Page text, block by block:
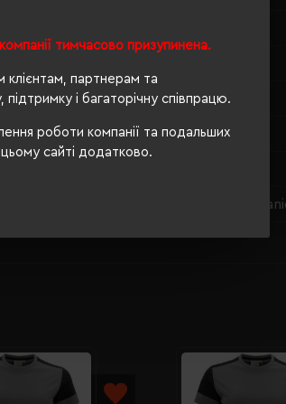
тимчасово призупинена.
партнерам та
і багаторічну співпрацю.
роботи компанії та подальших
сайті додатково.
Organic 100 content standard,